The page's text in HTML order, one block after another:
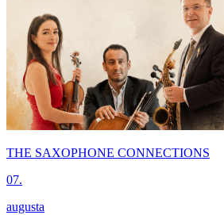
THE SAXOPHONE CONNECTIONS
07.
augusta